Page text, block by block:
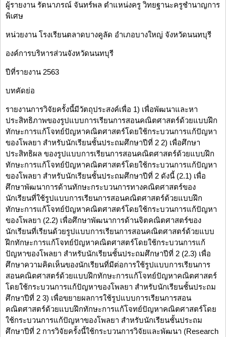
ผู้รายงาน รัตนาภรณ์ จันทร์พล ตำแหน่งครู วิทยฐานะครูชำนาญการ
พิเศษ
หน่วยงาน โรงเรียนตลาดบางคูลัด อำเภอบางใหญ่ จังหวัดนนทบุรี
องค์การบริหารส่วนจังหวัดนนทบุรี
ปีที่รายงาน 2563
บทคัดย่อ
รายงานการวิจัยครั้งนี้มีวัตถุประสงค์เพื่อ 1) เพื่อพัฒนาและหา
ประสิทธิภาพของรูปแบบการเรียนการสอนคณิตศาสตร์ด้วยแบบฝึก
ทักษะการแก้โจทย์ปัญหาคณิตศาสตร์โดยใช้กระบวนการแก้ปัญหา
ของโพลยา สำหรับนักเรียนชั้นประถมศึกษาปีที่ 2 2) เพื่อศึกษา
ประสิทธิผล ของรูปแบบการเรียนการสอนคณิตศาสตร์ด้วยแบบฝึก
ทักษะการแก้โจทย์ปัญหาคณิตศาสตร์โดยใช้กระบวนการแก้ปัญหา
ของโพลยา สำหรับนักเรียนชั้นประถมศึกษาปีที่ 2 ดังนี้ (2.1) เพื่อ
ศึกษาพัฒนาการด้านทักษะกระบวนการทางคณิตศาสตร์ของ
นักเรียนที่ใช้รูปแบบการเรียนการสอนคณิตศาสตร์ด้วยแบบฝึก
ทักษะการแก้โจทย์ปัญหาคณิตศาสตร์โดยใช้กระบวนการแก้ปัญหา
ของโพลยา (2.2) เพื่อศึกษาพัฒนาการด้านจิตคณิตศาสตร์ของ
นักเรียนที่เรียนด้วยรูปแบบการเรียนการสอนคณิตศาสตร์ด้วยแบบ
ฝึกทักษะการแก้โจทย์ปัญหาคณิตศาสตร์โดยใช้กระบวนการแก้
ปัญหาของโพลยา สำหรับนักเรียนชั้นประถมศึกษาปีที่ 2 (2.3) เพื่อ
ศึกษาความคิดเห็นของนักเรียนที่มีต่อการใช้รูปแบบการเรียนการ
สอนคณิตศาสตร์ด้วยแบบฝึกทักษะการแก้โจทย์ปัญหาคณิตศาสตร์
โดยใช้กระบวนการแก้ปัญหาของโพลยา สำหรับนักเรียนชั้นประถม
ศึกษาปีที่ 2 3) เพื่อขยายผลการใช้รูปแบบการเรียนการสอน
คณิตศาสตร์ด้วยแบบฝึกทักษะการแก้โจทย์ปัญหาคณิตศาสตร์โดย
ใช้กระบวนการแก้ปัญหาของโพลยา สำหรับนักเรียนชั้นประถม
ศึกษาปีที่ 2 การวิจัยครั้งนี้ใช้กระบวนการวิจัยและพัฒนา (Research